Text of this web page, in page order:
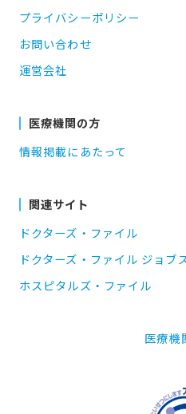
プライバシーポリシー
お問い合わせ
運営会社
医療機関の方
情報掲載にあたって
関連サイト
ドクターズ・ファイル
ドクターズ・ファイル ジョブ
ホスピタルズ・ファイル
医療機